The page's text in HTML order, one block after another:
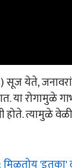
येते,
या रोगामुळे
त्यामुळे
मिळतोय 'इतका'